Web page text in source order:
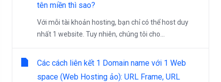
tên miền thì sao?
Với mỗi tài khoản hosting, bạn chỉ có thể host duy
nhất 1 website. Tuy nhiên, chúng tôi cho...
Các cách liên kết 1 Domain name với 1 Web
space (Web Hosting ảo): URL Frame, URL